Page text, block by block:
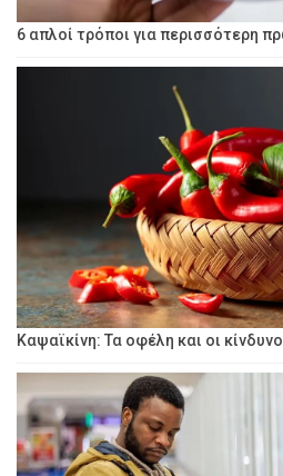
6 απλοί τρόποι για περισσότερη
Καψαϊκίνη: Τα οφέλη και οι